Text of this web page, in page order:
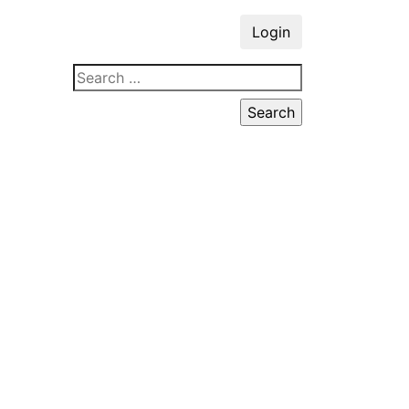
Login